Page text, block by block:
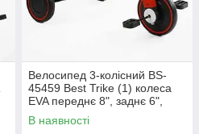
Велосипед 3-колісний BS-
45459 Best Trike (1) колеса
EVA переднє 8", заднє 6",
нейлонова рама,
трансформується у велобіг,
В наявності